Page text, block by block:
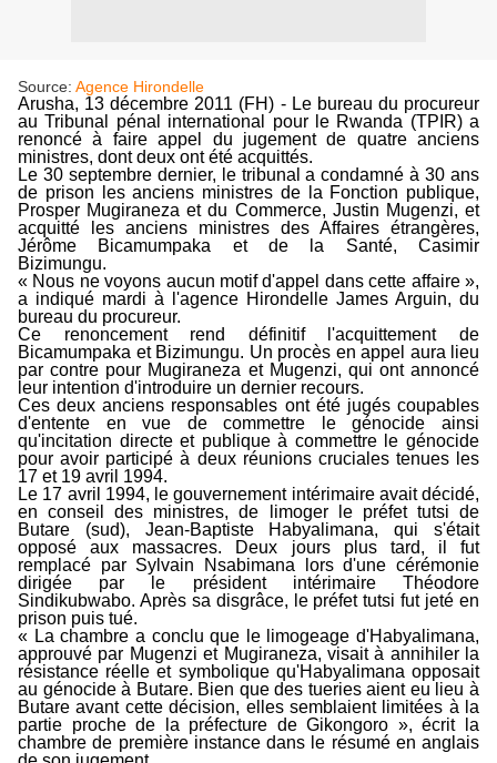
Source: Agence Hirondelle
Arusha, 13 décembre 2011 (FH) - Le bureau du procureur
au Tribunal pénal international pour le Rwanda (TPIR) a
renoncé à faire appel du jugement de quatre anciens
ministres, dont deux ont été acquittés.
Le 30 septembre dernier, le tribunal a condamné à 30 ans
de prison les anciens ministres de la Fonction publique,
Prosper Mugiraneza et du Commerce, Justin Mugenzi, et
acquitté les anciens ministres des Affaires étrangères,
Jérôme Bicamumpaka et de la Santé, Casimir
Bizimungu.
« Nous ne voyons aucun motif d'appel dans cette affaire »,
a indiqué mardi à l'agence Hirondelle James Arguin, du
bureau du procureur.
Ce renoncement rend définitif l'acquittement de
Bicamumpaka et Bizimungu. Un procès en appel aura lieu
par contre pour Mugiraneza et Mugenzi, qui ont annoncé
leur intention d'introduire un dernier recours.
Ces deux anciens responsables ont été jugés coupables
d'entente en vue de commettre le génocide ainsi
qu'incitation directe et publique à commettre le génocide
pour avoir participé à deux réunions cruciales tenues les
17 et 19 avril 1994.
Le 17 avril 1994, le gouvernement intérimaire avait décidé,
en conseil des ministres, de limoger le préfet tutsi de
Butare (sud), Jean-Baptiste Habyalimana, qui s'était
opposé aux massacres. Deux jours plus tard, il fut
remplacé par Sylvain Nsabimana lors d'une cérémonie
dirigée par le président intérimaire Théodore
Sindikubwabo. Après sa disgrâce, le préfet tutsi fut jeté en
prison puis tué.
« La chambre a conclu que le limogeage d'Habyalimana,
approuvé par Mugenzi et Mugiraneza, visait à annihiler la
résistance réelle et symbolique qu'Habyalimana opposait
au génocide à Butare. Bien que des tueries aient eu lieu à
Butare avant cette décision, elles semblaient limitées à la
partie proche de la préfecture de Gikongoro », écrit la
chambre de première instance dans le résumé en anglais